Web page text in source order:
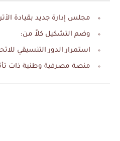
مجلس إدارة جديد بقيادة
وضم التشكيل كلاً من:
استمرار الدور التنسيقي
منصة مصرفية وطنية ذات